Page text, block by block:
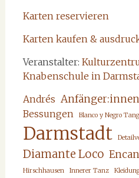
Karten reservieren
Karten kaufen &
Veranstalter:
Knabenschule in
Andrés Anfänger:innen
Bessungen Blanco y Negro
Darmstadt
Diamante Loco
Hirschhausen Innerer Tanz